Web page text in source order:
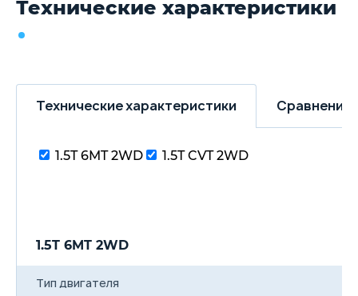
Технические характеристики
Технические характеристики Сравнение
1.5T 6MT 2WD 1.5T CVT 2WD
1.5T 6MT 2WD
Тип двигателя